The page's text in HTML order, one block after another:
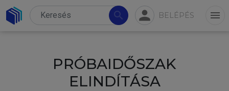
search person BELÉPÉS menu
PRÓBAIDŐSZAK
ELINDÍTÁSA